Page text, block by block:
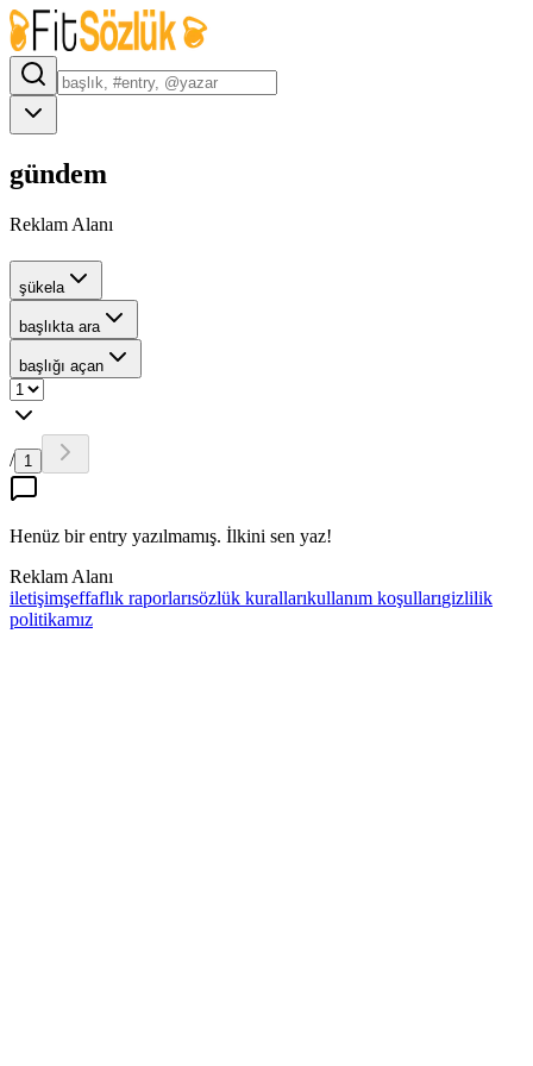
gündem
Reklam Alanı
şükela
başlıkta ara
başlığı açan
/ 1
Henüz bir entry yazılmamış. İlkini sen yaz!
Reklam Alanı
iletişimşeffaflık raporlarısözlük kurallarıkullanım koşullarıgizlilik
politikamız